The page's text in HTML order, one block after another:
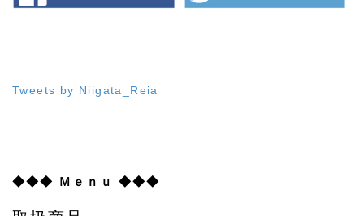
Tweets by Niigata_Reia
◆◆◆ Ｍｅｎｕ ◆◆◆